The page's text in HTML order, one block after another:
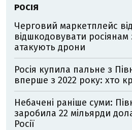
РОСІЯ
Черговий маркетплейс
відшкодовувати
атакують дрони
Росія купила пальне з
вперше з 2022 року: хто
Небачені раніше суми:
заробила 22 мільярди
Росії